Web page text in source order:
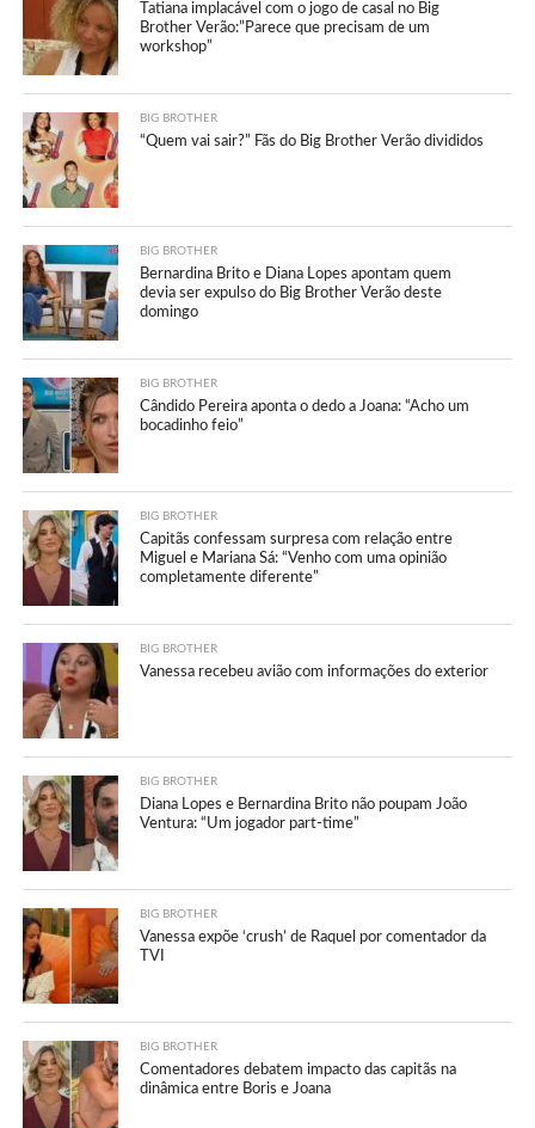
Tatiana implacável com o jogo de casal no Big
Brother Verão:”Parece que precisam de um
workshop”
BIG BROTHER
“Quem vai sair?” Fãs do Big Brother Verão divididos
BIG BROTHER
Bernardina Brito e Diana Lopes apontam quem
devia ser expulso do Big Brother Verão deste
domingo
BIG BROTHER
Cândido Pereira aponta o dedo a Joana: “Acho um
bocadinho feio”
BIG BROTHER
Capitãs confessam surpresa com relação entre
Miguel e Mariana Sá: “Venho com uma opinião
completamente diferente”
BIG BROTHER
Vanessa recebeu avião com informações do exterior
BIG BROTHER
Diana Lopes e Bernardina Brito não poupam João
Ventura: “Um jogador part-time”
BIG BROTHER
Vanessa expõe ‘crush’ de Raquel por comentador da
TVI
BIG BROTHER
Comentadores debatem impacto das capitãs na
dinâmica entre Boris e Joana